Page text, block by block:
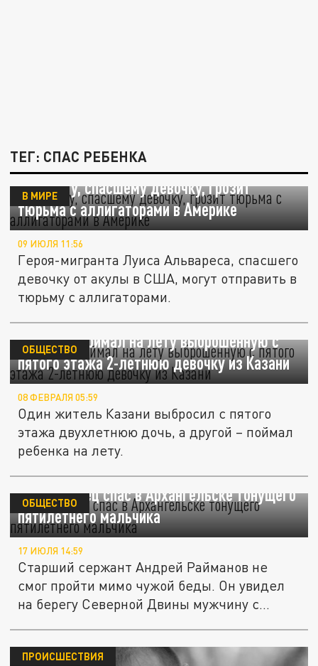
ТЕГ: СПАС РЕБЕНКА
Мигранту, спасшему девочку, грозит
тюрьма с аллигаторами в Америке
В МИРЕ
09 ИЮЛЯ 11:56
Героя-мигранта Луиса Альвареса, спасшего
девочку от акулы в США, могут отправить в
тюрьму с аллигаторами.
Мужчина поймал на лету выброшенную с
пятого этажа 2-летнюю девочку из Казани
ОБЩЕСТВО
08 ФЕВРАЛЯ 05:59
Один житель Казани выбросил с пятого
этажа двухлетнюю дочь, а другой – поймал
ребенка на лету.
Росгвардеец спас в Архангельске тонущего
пятилетнего мальчика
ОБЩЕСТВО
17 ИЮЛЯ 14:59
Старший сержант Андрей Райманов не
смог пройти мимо чужой беды. Он увидел
на берегу Северной Двины мужчину с...
ПРОИСШЕСТВИЯ